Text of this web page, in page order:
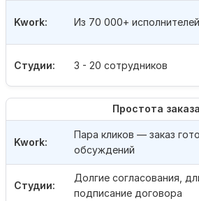
Студии: 3 - 20 сотрудников
Kwork: Из 70 000+ исполнителей
Простота заказа
Студии:
Долгие согласования,
подписание договора
Kwork:
Пара кликов — заказ
обсуждений